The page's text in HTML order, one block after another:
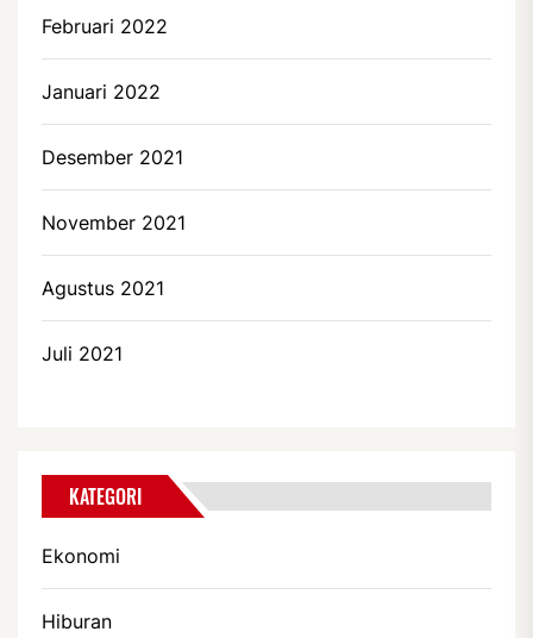
Februari 2022
Januari 2022
Desember 2021
November 2021
Agustus 2021
Juli 2021
KATEGORI
Ekonomi
Hiburan